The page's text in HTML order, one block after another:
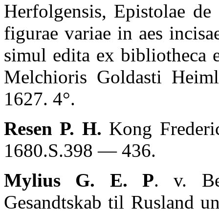
Herfolgensis, Epistolae
figurae variae in aes
simul edita ex bibliotheca
Melchioris Goldasti
1627. 4°.
Resen P. H. Kong
1680.S.398 — 436.
Mуlius G. E. P. v.
Gesandtskab til Rusland